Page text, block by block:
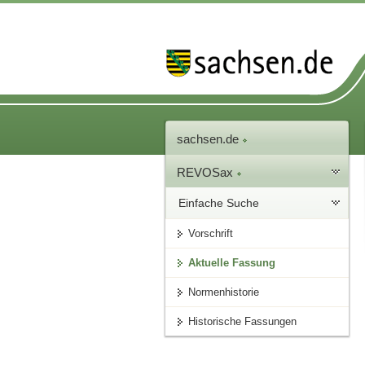
sachsen.de
REVOSax
Einfache Suche
Vorschrift
Aktuelle Fassung
Normenhistorie
Historische Fassungen